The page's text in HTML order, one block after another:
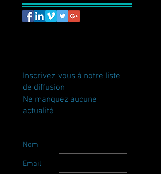
Inscrivez-vous à notre liste
de diffusion
Ne manquez aucune
actualité
Nom
Email